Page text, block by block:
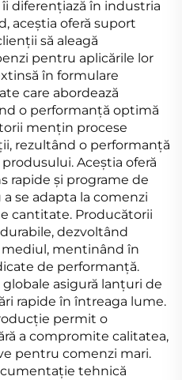
diferențiază în industria
aceștia oferă suport
să aleagă
pentru aplicările lor
în formulare
care abordează
o performanță optimă
mențin procese
rezultând o performanță
Aceștia oferă
rapide și programe de
se adapta la comenzi
cantitate. Producătorii
dezvoltând
mentinând în
de performanță.
asigură lanțuri de
rapide în întreaga lume.
permit o
a compromite calitatea,
pentru comenzi mari.
tehnică